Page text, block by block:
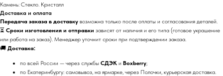
Камень: Cтекло. Кристалл
Доставка и оплата
Передача заказа в доставку возможна только после оплаты и согласования деталей.
⏳ Сроки изготовления и отправки зависят от наличия и его типа (готовое украшение
или работа на заказ). Менеджер уточнит сроки при подтверждении заказа.
🚚 Доставка:
по всей России — через службы СДЭК и Boxberry;
по Екатеринбургу: самовывоз, на ярмарке, через Полочки, курьерская доставка.